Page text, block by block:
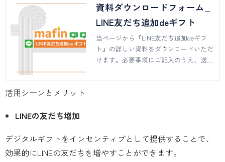
資料ダウンロードフォーム_
LINE友だち追加deギフト
当ページから『LINE友だち追加deギフ
ト』の詳しい資料をダウンロードいただ
けます。必要事項にご記入のうえ、送信
活用シーンとメリット
LINEの友だち増加
デジタルギフトをインセンティブとして提供することで、
効果的にLINEの友だちを増やすことができます。